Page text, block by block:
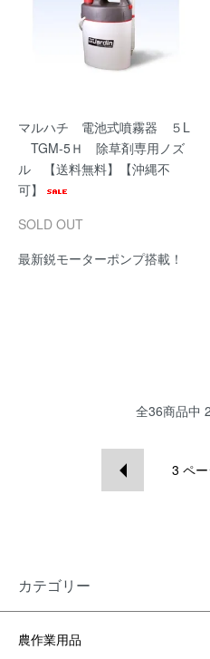
マルハチ 電池式噴霧器 ５L
TGM-5Ｈ 除草剤専用ノズ
ル 【送料無料】【沖縄不
可】
SOLD OUT
最新鋭モーターポンプ搭載！
全36商品中
3 ペ
カテゴリー
農作業用品